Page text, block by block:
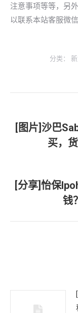
注意事项等等，另
以联系本站客服微信
分类：
章
[图片]沙巴
买，
[分享]怡保
钱